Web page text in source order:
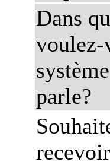
Dans
voulez-
parle?